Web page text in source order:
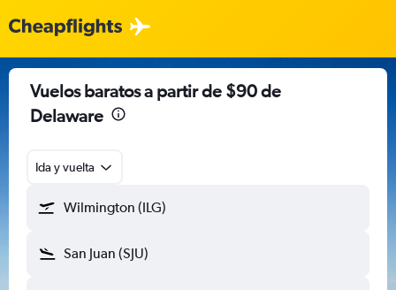
Vuelos baratos a partir de $90 de
Delaware
Ida y vuelta
Wilmington (ILG)
San Juan (SJU)